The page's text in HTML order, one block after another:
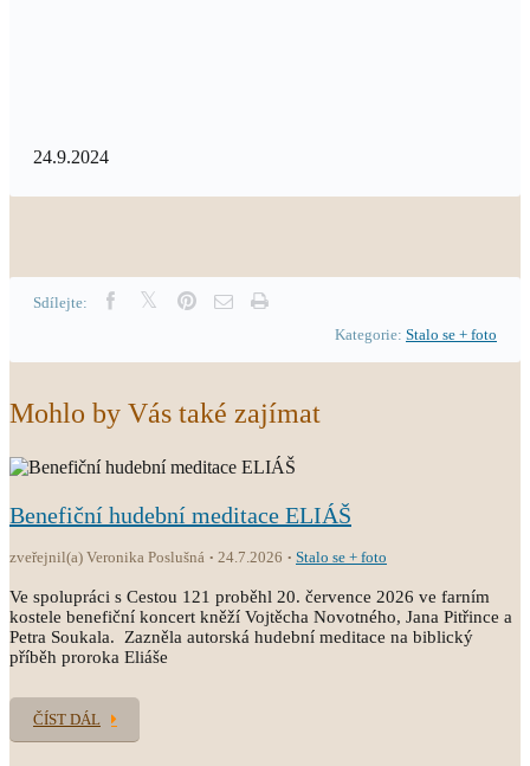
24.9.2024
Sdílejte:
Kategorie: Stalo se + foto
Mohlo by Vás také zajímat
Benefiční hudební meditace ELIÁŠ
zveřejnil(a) Veronika Poslušná 24.7.2026 Stalo se + foto
Ve spolupráci s Cestou 121 proběhl 20. července 2026 ve farním
kostele benefiční koncert kněží Vojtěcha Novotného, Jana Pitřince a
Petra Soukala. Zazněla autorská hudební meditace na biblický
příběh proroka Eliáše
ČÍST DÁL